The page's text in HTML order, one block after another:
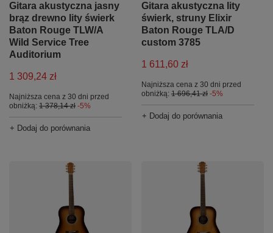
Gitara akustyczna jasny
brąz drewno lity świerk
Baton Rouge TLW/A
Wild Service Tree
Auditorium
1 309,24 zł
Najniższa cena z 30 dni przed
obniżką: 1 378,14 zł -5%
+ Dodaj do porównania
Gitara akustyczna lity
świerk, struny Elixir
Baton Rouge TLA/D
custom 3785
1 611,60 zł
Najniższa cena z 30 dni przed
obniżką: 1 696,41 zł -5%
+ Dodaj do porównania